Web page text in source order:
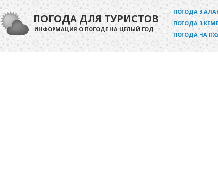
ПОГОДА ДЛЯ ТУРИСТОВ
ИНФОРМАЦИЯ О ПОГОДЕ НА ЦЕЛЫЙ ГОД
ПОГОДА В
ПОГОДА В
ПОГОДА НА